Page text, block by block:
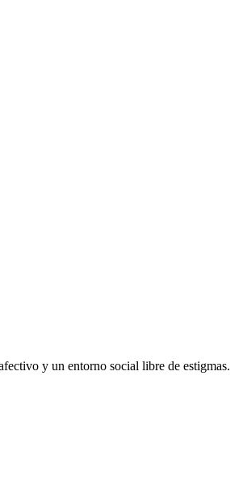
y un entorno social libre de estigmas.